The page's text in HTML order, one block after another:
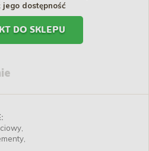
jego dostępność
DO SKLEPU